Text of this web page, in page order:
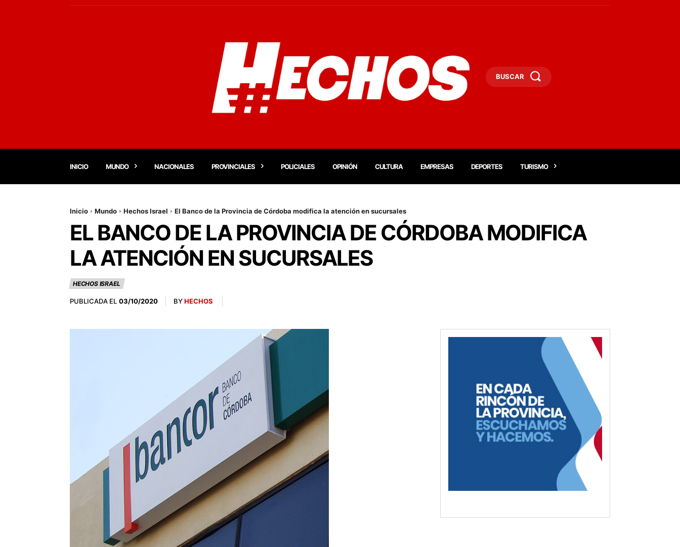
BUSCAR
INICIO MUNDO NACIONALES PROVINCIALES POLICIALES OPINIÓN CULTURA EMPRESAS DEPORTES TURISMO
Inicio Mundo Hechos Israel El Banco de la Provincia de Córdoba modifica la atención en sucursales
EL BANCO DE LA PROVINCIA DE CÓRDOBA MODIFICA
LA ATENCIÓN EN SUCURSALES
HECHOS ISRAEL
PUBLICADA EL 03/10/2020 BYHECHOS